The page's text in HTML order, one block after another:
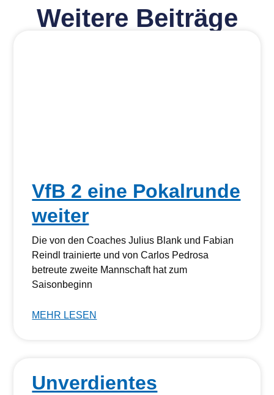
Weitere Beiträge
VfB 2 eine Pokalrunde
weiter
Die von den Coaches Julius Blank und Fabian
Reindl trainierte und von Carlos Pedrosa
betreute zweite Mannschaft hat zum
Saisonbeginn
MEHR LESEN
Unverdientes